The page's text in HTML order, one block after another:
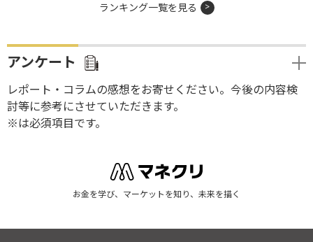
ランキング一覧を見る
アンケート
レポート・コラムの感想をお寄せください。今後の内容検
討等に参考にさせていただきます。
※は必須項目です。
お金を学び、マーケットを知り、未来を描く